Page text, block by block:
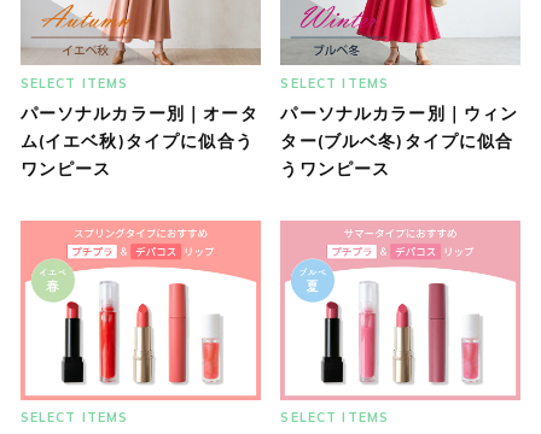
SELECT ITEMS
パーソナルカラー別｜オータ
ム(イエベ秋)タイプに似合う
ワンピース
SELECT ITEMS
パーソナルカラー別｜ウィン
ター(ブルベ冬)タイプに似合
うワンピース
SELECT ITEMS SELECT ITEMS